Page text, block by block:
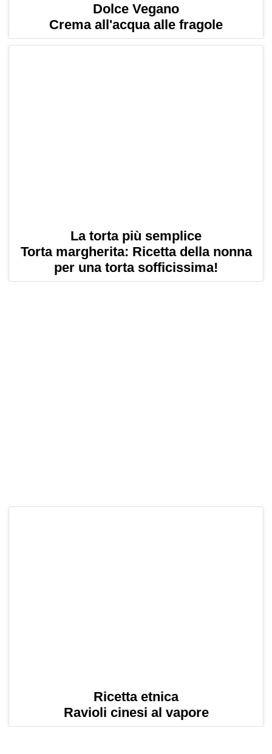
Dolce Vegano
Crema all'acqua alle fragole
La torta più semplice
Torta margherita: Ricetta della nonna
per una torta sofficissima!
Ricetta etnica
Ravioli cinesi al vapore